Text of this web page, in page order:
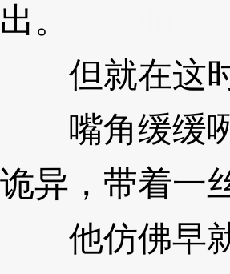
出。
但就在这时
嘴角缓缓咧
诡异，带着一
他仿佛早就